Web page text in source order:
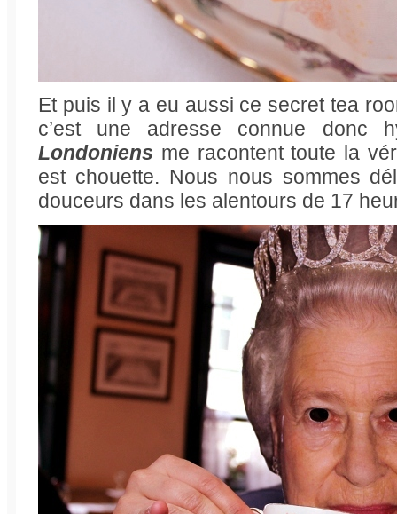
Et puis il y a eu aussi ce secret tea
c’est une adresse connue donc
Londoniens me racontent toute la
est chouette. Nous nous sommes
douceurs dans les alentours de 17